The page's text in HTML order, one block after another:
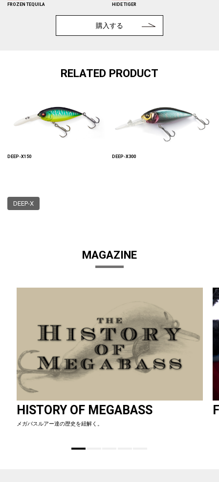
FROZEN TEQUILA
HIDE TIGER
購入する
RELATED PRODUCT
DEEP-X150 DEEP-X300
DEEP-X
MAGAZINE
HISTORY OF MEGABASS
メガバスルアー達の歴史を紐解く。